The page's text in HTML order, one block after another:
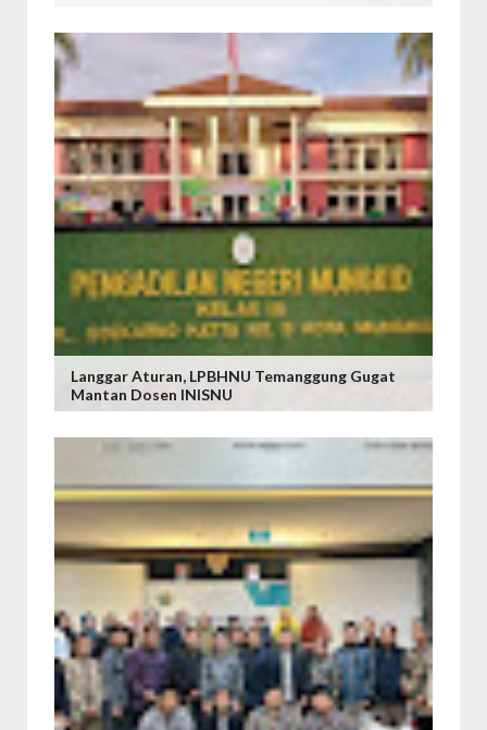
Langgar Aturan, LPBHNU Temanggung Gugat
Mantan Dosen INISNU